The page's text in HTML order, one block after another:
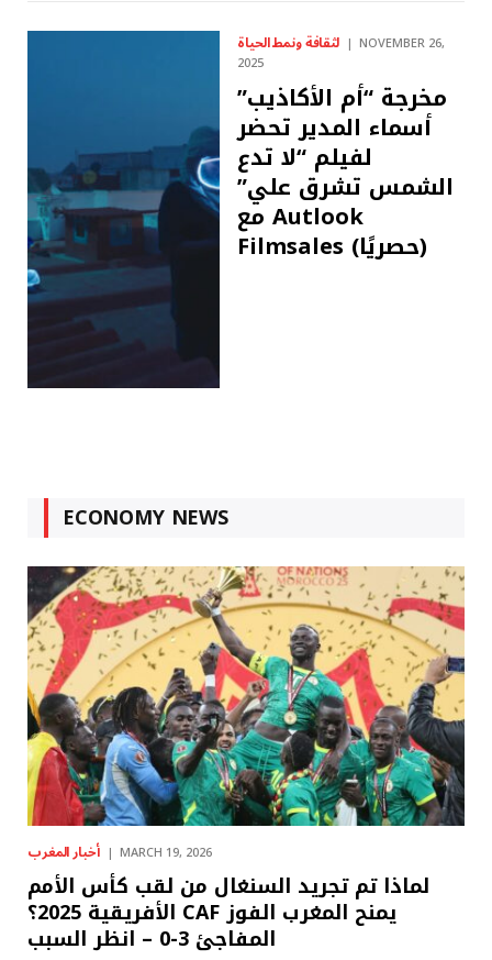
لثقافة ونمط الحياة NOVEMBER 26,
2025
مخرجة “أم الأكاذيب”
أسماء المدير تحضر
لفيلم “لا تدع
الشمس تشرق علي”
مع Autlook
Filmsales (حصريًا)
ECONOMY NEWS
أخبار المغرب MARCH 19, 2026
لماذا تم تجريد السنغال من لقب كأس الأمم
الأفريقية 2025؟ CAF يمنح المغرب الفوز
المفاجئ 3-0 – انظر السبب